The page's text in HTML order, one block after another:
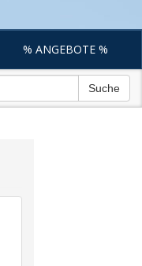
% ANGEBOTE %
Suche